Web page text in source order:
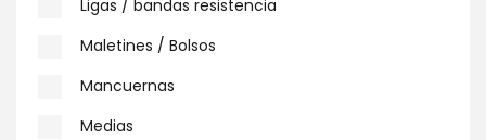
Ligas / bandas resistencia
Maletines / Bolsos
Mancuernas
Medias